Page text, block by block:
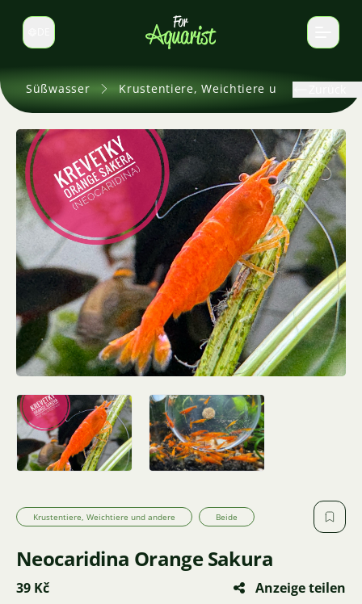
Sprache wechseln
Süßwasser Krustentiere, Weichtiere und andere
Krustentiere, Weichtiere und andere Beide
Neocaridina Orange Sakura
39 Kč
Anzeige teilen